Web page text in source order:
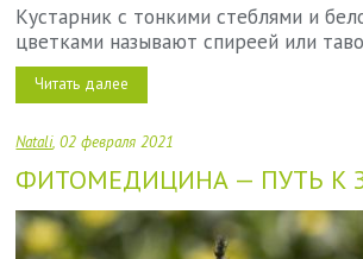
Кустарник с тонкими стеблями и
цветками называют спиреей или
Читать далее
Natali 02 февраля 2021
ФИТОМЕДИЦИНА — ПУТЬ К